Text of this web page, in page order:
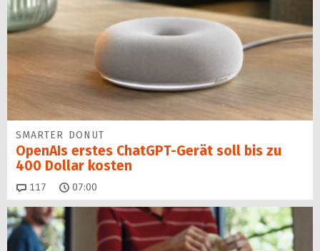
SMARTER DONUT
OpenAIs erstes ChatGPT-Gerät soll bis zu
400 Dollar kosten
117 Kommentare
07:00